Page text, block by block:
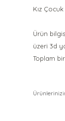
Kız
Ürün
üzeri 3d
Toplam